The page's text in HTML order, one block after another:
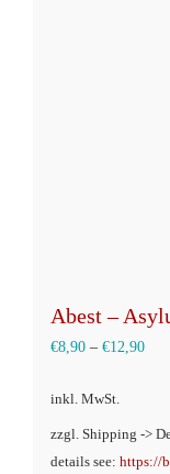
Abest –
€8,90 – €12,90
inkl. MwSt.
zzgl. Shipping ->
details see: https://